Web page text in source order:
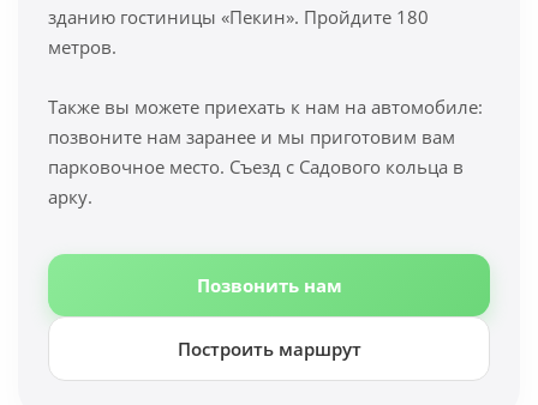
зданию гостиницы «Пекин». Пройдите 180
метров.
Также вы можете приехать к нам на автомобиле:
позвоните нам заранее и мы приготовим вам
парковочное место. Съезд с Садового кольца в
арку.
Позвонить нам
Построить маршрут